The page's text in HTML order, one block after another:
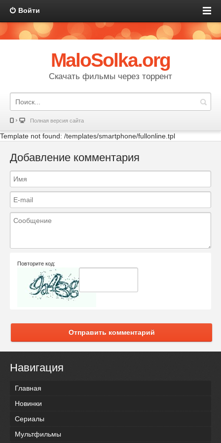
Войти
MaloSolka.org
Скачать фильмы через торрент
Полная версия сайта
Template not found: /templates/smartphone/fullonline.tpl
Добавление комментария
Повторите код:
Отправить комментарий
Навигация
Главная
Новинки
Сериалы
Мультфильмы